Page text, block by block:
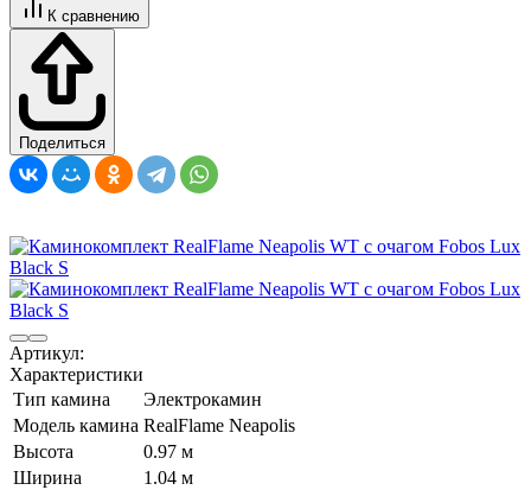
К сравнению
Поделиться
Артикул:
Характеристики
Тип камина
Электрокамин
Модель камина RealFlame Neapolis
Высота
0.97 м
Ширина
1.04 м